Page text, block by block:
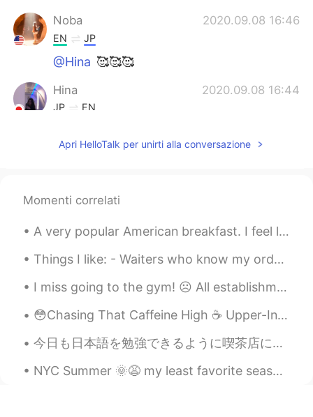
Noba 2020.09.08 16:46
EN JP
@Hina 🥰🥰🥰
Hina 2020.09.08 16:44
JP EN
素敵すぎるー！ めちゃくちゃ暑いみたいで
ー！🏖🏖🏖
Apri HelloTalk per unirti alla conversazione
Momenti correlati
A very popular American breakfast. I feel like America is obsessed with smoothies ( at least the ...
Things I like: - Waiters who know my order before ordering - Reading a physical book uninterrup...
I miss going to the gym! ☹️ All establishments here in Manila, including gyms, are closed until ...
😳Chasing That Caffeine High ☕️ Upper-Intermediate Source: HeadsUpEnglish.com 📑 https://youtu.be...
今日も日本語を勉強できるように喫茶店に行った。 スタッフは私に日本語で何か話したびっくりしたから何かと言えば分からなかった。あの店のスタッフはとても優しい。 カップに英語でよい一日を書いた から...
NYC Summer 🌞😩 my least favorite season here. I think I am a bit depressed. I work with someone w...